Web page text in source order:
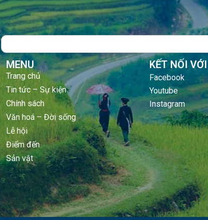
Search
MENU
Trang chủ
Tin tức – Sự kiện
Chính sách
Văn hoá – Đời sống
Lễ hội
Điểm đến
Sản vật
KẾT NỐI
Facebook
Youtube
Instagram